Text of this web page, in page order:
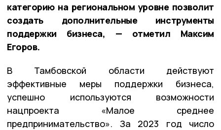
категорию на региональном уровне позволит
создать дополнительные инструменты
поддержки бизнеса, — отметил Максим
Егоров.
В Тамбовской области действуют
эффективные меры поддержки бизнеса,
успешно используются возможности
нацпроекта «Малое среднее
предпринимательство». За 2023 год число